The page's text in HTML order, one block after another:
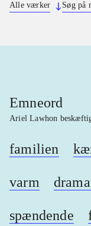
Alle værker Søg på
Emneord
Ariel Lawhon
familien
varm
spændende